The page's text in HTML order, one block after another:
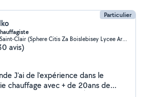
Particulier
Hérouville-Saint-Clair (Sphere Citis Za Boislebisey Lycee Artisa)
avis)
J'ai de l'expérience dans le
chauffage avec + de 20ans de